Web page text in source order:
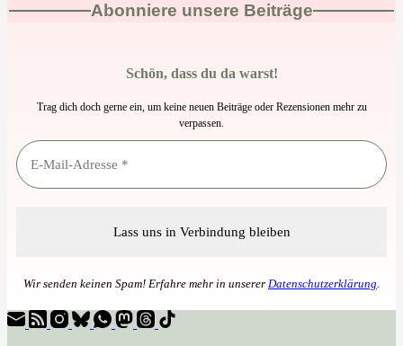
Abonniere unsere Beiträge
Schön, dass du da warst!
Trag dich doch gerne ein, um keine neuen Beiträge oder Rezensionen mehr zu
verpassen.
Wir senden keinen Spam! Erfahre mehr in unserer Datenschutzerklärung